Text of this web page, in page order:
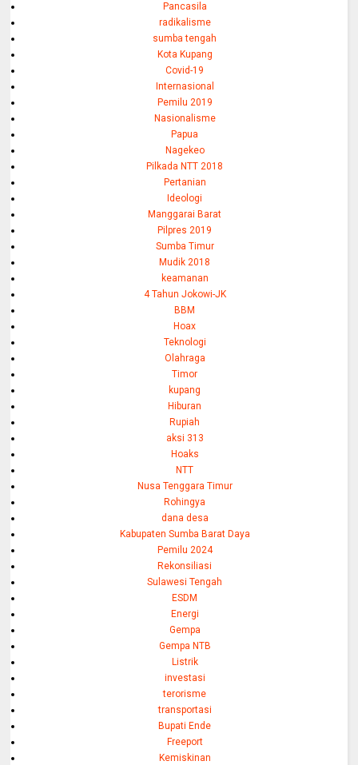
Pancasila
radikalisme
sumba tengah
Kota Kupang
Covid-19
Internasional
Pemilu 2019
Nasionalisme
Papua
Nagekeo
Pilkada NTT 2018
Pertanian
Ideologi
Manggarai Barat
Pilpres 2019
Sumba Timur
Mudik 2018
keamanan
4 Tahun Jokowi-JK
BBM
Hoax
Teknologi
Olahraga
Timor
kupang
Hiburan
Rupiah
aksi 313
Hoaks
NTT
Nusa Tenggara Timur
Rohingya
dana desa
Kabupaten Sumba Barat Daya
Pemilu 2024
Rekonsiliasi
Sulawesi Tengah
ESDM
Energi
Gempa
Gempa NTB
Listrik
investasi
terorisme
transportasi
Bupati Ende
Freeport
Kemiskinan